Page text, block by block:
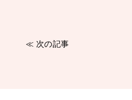
≪ 次の記事